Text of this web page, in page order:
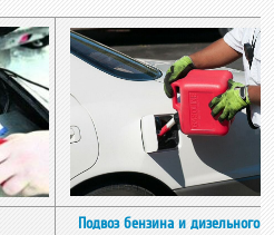
Подвоз бензина и дизельного